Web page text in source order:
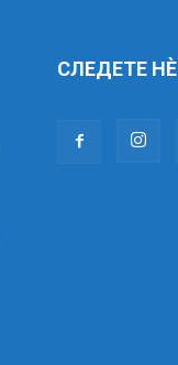
СЛЕДЕТЕ НÈ